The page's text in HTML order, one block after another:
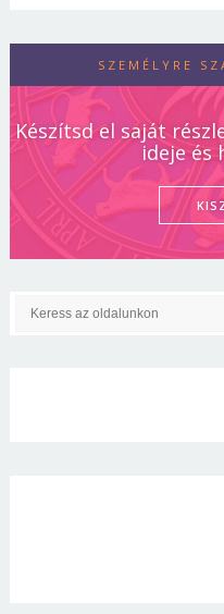
SZEMÉLYRE
Készítsd el saját
ideje és